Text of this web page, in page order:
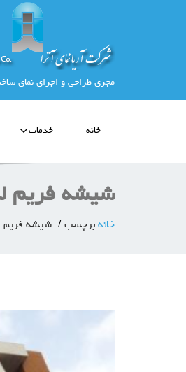
مجری طراحی و اجرای نمای
خانه خدمات
شیشه فریم
خانه برچسب شیشه فریم